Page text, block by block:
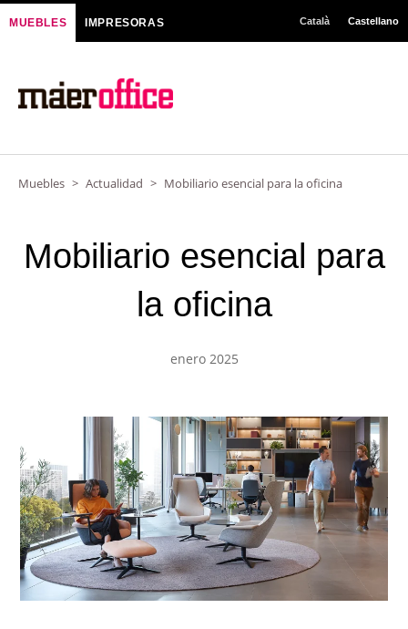
MUEBLES IMPRESORAS Català Castellano
Muebles > Actualidad > Mobiliario esencial para la oficina
Mobiliario esencial para
la oficina
enero 2025